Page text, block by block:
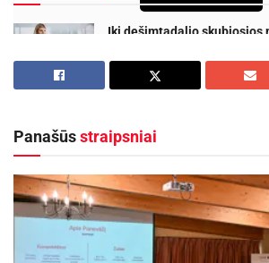
Iki dešimtadalio skubiosios
praktikos slaugytojų
„Maisto banko“ civilinės
Šio susitikimo svečias
Cretu pasakoja:
Panašūsstraipsniai